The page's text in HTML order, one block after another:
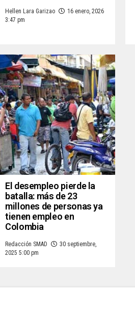
Hellen Lara Garizao
16 enero, 2026
3:47 pm
El desempleo pierde la
batalla: más de 23
millones de personas ya
tienen empleo en
Colombia
Redacción SMAD
30 septiembre,
2025 5:00 pm